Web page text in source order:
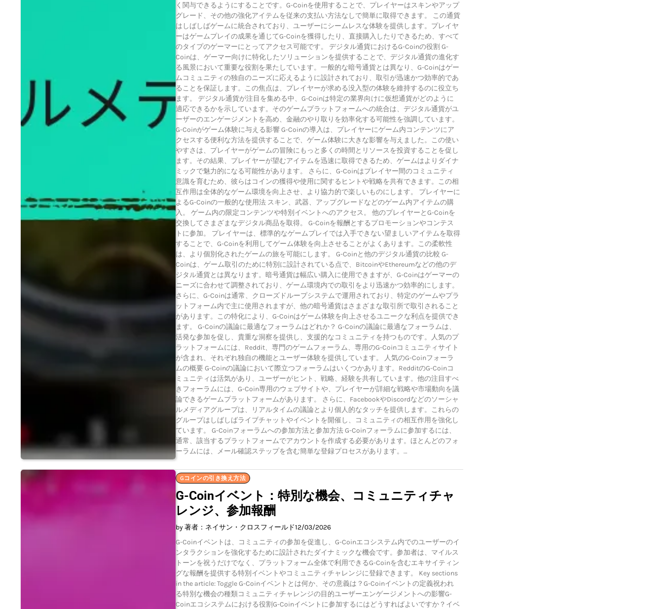
く関与できるようにすることです。G-Coinを使用することで、プレイヤーはスキンやアップ
グレード、その他の強化アイテムを従来の支払い方法なしで簡単に取得できます。 この通貨
はしばしばゲームに統合されており、ユーザーにシームレスな体験を提供します。プレイヤ
ーはゲームプレイの成果を通じてG-Coinを獲得したり、直接購入したりできるため、すべて
のタイプのゲーマーにとってアクセス可能です。 デジタル通貨におけるG-Coinの役割 G-
Coinは、ゲーマー向けに特化したソリューションを提供することで、デジタル通貨の進化す
る風景において重要な役割を果たしています。一般的な暗号通貨とは異なり、G-Coinはゲー
ムコミュニティの独自のニーズに応えるように設計されており、取引が迅速かつ効率的であ
ることを保証します。この焦点は、プレイヤーが求める没入型の体験を維持するのに役立ち
ます。 デジタル通貨が注目を集める中、G-Coinは特定の業界向けに仮想通貨がどのように
適応できるかを示しています。そのゲームプラットフォームへの統合は、デジタル通貨がユ
ーザーのエンゲージメントを高め、金融のやり取りを効率化する可能性を強調しています。
G-Coinがゲーム体験に与える影響 G-Coinの導入は、プレイヤーにゲーム内コンテンツにア
クセスする便利な方法を提供することで、ゲーム体験に大きな影響を与えました。この使い
やすさは、プレイヤーがゲームの冒険にもっと多くの時間とリソースを投資することを促し
ます。その結果、プレイヤーが望むアイテムを迅速に取得できるため、ゲームはよりダイナ
ミックで魅力的になる可能性があります。 さらに、G-Coinはプレイヤー間のコミュニティ
意識を育むため、彼らはコインの獲得や使用に関するヒントや戦略を共有できます。この相
互作用は全体的なゲーム環境を向上させ、より協力的で楽しいものにします。 プレイヤーに
よるG-Coinの一般的な使用法 スキン、武器、アップグレードなどのゲーム内アイテムの購
入。 ゲーム内の限定コンテンツや特別イベントへのアクセス。 他のプレイヤーとG-Coinを
交換してさまざまなデジタル商品を取得。 G-Coinを報酬とするプロモーションやコンテス
トに参加。 プレイヤーは、標準的なゲームプレイでは入手できない望ましいアイテムを取得
することで、G-Coinを利用してゲーム体験を向上させることがよくあります。この柔軟性
は、より個別化されたゲームの旅を可能にします。 G-Coinと他のデジタル通貨の比較 G-
Coinは、ゲーム取引のために特別に設計されている点で、BitcoinやEthereumなどの他のデ
ジタル通貨とは異なります。暗号通貨は幅広い購入に使用できますが、G-Coinはゲーマーの
ニーズに合わせて調整されており、ゲーム環境内での取引をより迅速かつ効率的にします。
さらに、G-Coinは通常、クローズドループシステムで運用されており、特定のゲームやプラ
ットフォーム内で主に使用されますが、他の暗号通貨はさまざまな取引所で取引されること
があります。この特化により、G-Coinはゲーム体験を向上させるユニークな利点を提供でき
ます。 G-Coinの議論に最適なフォーラムはどれか？ G-Coinの議論に最適なフォーラムは、
活発な参加を促し、貴重な洞察を提供し、支援的なコミュニティを持つものです。人気のプ
ラットフォームには、Reddit、専門のゲームフォーラム、専用のG-Coinコミュニティサイト
が含まれ、それぞれ独自の機能とユーザー体験を提供しています。 人気のG-Coinフォーラ
ムの概要 G-Coinの議論において際立つフォーラムはいくつかあります。RedditのG-Coinコ
ミュニティは活気があり、ユーザーがヒント、戦略、経験を共有しています。他の注目すべ
きフォーラムには、G-Coin専用のウェブサイトや、プレイヤーが詳細な戦略や市場動向を議
論できるゲームプラットフォームがあります。 さらに、FacebookやDiscordなどのソーシャ
ルメディアグループは、リアルタイムの議論とより個人的なタッチを提供します。これらの
グループはしばしばライブチャットやイベントを開催し、コミュニティの相互作用を強化し
ています。 G-Coinフォーラムへの参加方法と参加方法 G-Coinフォーラムに参加するには、
通常、該当するプラットフォームでアカウントを作成する必要があります。ほとんどのフォ
ーラムには、メール確認ステップを含む簡単な登録プロセスがあります。…
Gコインの引き換え方法
G-Coinイベント：特別な機会、コミュニティチャ
レンジ、参加報酬
by 著者：ネイサン・クロスフィールド12/03/2026
G-Coinイベントは、コミュニティの参加を促進し、G-Coinエコシステム内でのユーザーのイ
ンタラクションを強化するために設計されたダイナミックな機会です。参加者は、マイルス
トーンを祝うだけでなく、プラットフォーム全体で利用できるG-Coinを含むエキサイティン
グな報酬を提供する特別イベントやコミュニティチャレンジに登録できます。 Key sections
in the article: Toggle G-Coinイベントとは何か、その意義は？G-Coinイベントの定義祝われ
る特別な機会の種類コミュニティチャレンジの目的ユーザーエンゲージメントへの影響G-
Coinエコシステムにおける役割G-Coinイベントに参加するにはどうすればよいですか？イベ